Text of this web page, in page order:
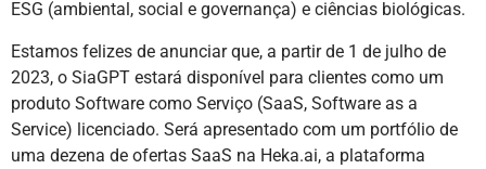
ESG (ambiental, social e governança) e ciências biológicas.
Estamos felizes de anunciar que, a partir de 1 de julho de
2023, o SiaGPT estará disponível para clientes como um
produto Software como Serviço (SaaS, Software as a
Service) licenciado. Será apresentado com um portfólio de
uma dezena de ofertas SaaS na Heka.ai, a plataforma